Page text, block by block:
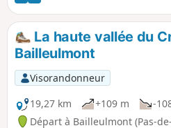
plus, est injoignable). C'est un
quasiment sans route, mais la
de la Forêt de Lucheux est très
car beaucoup de sentiers sont
Heureusement, le balisage GR® y
correct. Donc parcours difficile,
très difficile après les pluies :
19 avril 2026 à part bien sûr la
La haute vallée du
Bailleulmont
Visorandonneur
19,27 km
+109 m -
Départ à Bailleulmont (Pas-